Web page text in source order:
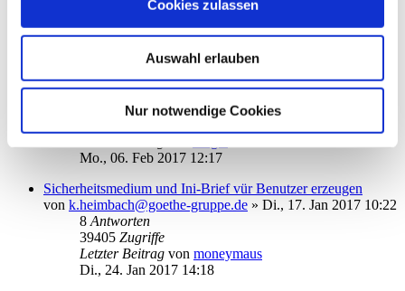
Cookies zulassen
Auswahl erlauben
Nur notwendige Cookies
Zugriffe
Letzter BeitragvonOuija
Fehler bei Einrichtung eines EBICS-Konto
vonmanni10»Mo., 06. Feb 2017 09:29
Antworten
Mo., 06. Feb 2017 12:17
Sicherheitsmedium und Ini-Brief vür Benutzer erzeugen
von k.heimbach@goethe-gruppe.de » Di., 17. Jan 2017 10:22
8 Antworten
39405 Zugriffe
Letzter Beitrag von moneymaus
Di., 24. Jan 2017 14:18